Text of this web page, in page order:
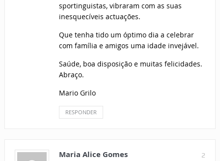
sportinguistas, vibraram com as suas
inesquecíveis actuações.
Que tenha tido um óptimo dia a celebrar
com família e amigos uma idade invejável.
Saúde, boa disposição e muitas felicidades.
Abraço.
Mario Grilo
RESPONDER
2
Maria Alice Gomes